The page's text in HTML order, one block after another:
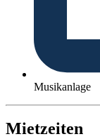
Musikanlage
Mietzeiten